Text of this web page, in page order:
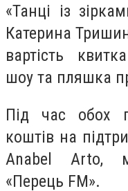
«Танці із
Катерина
вартість
шоу та пляшка
Під час обох
коштів на
Anabel Arto,
«Перець FM».